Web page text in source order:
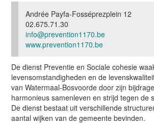
Andrée Payfa-Fosséprezplein 12
02.675.71.30
info@prevention1170.be
www.prevention1170.be
De dienst Preventie en Sociale cohesie
levensomstandigheden en de
van Watermaal-Bosvoorde door zijn
harmonieus samenleven en strijd tegen de
De dienst bestaat uit verschillende
aantal wijken van de gemeente bevinden.